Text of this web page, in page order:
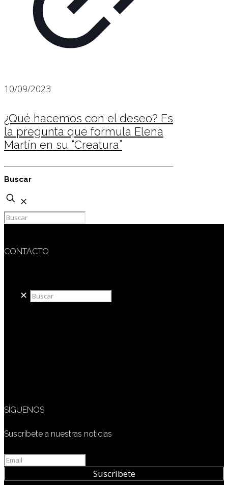
10/09/2023
¿Qué hacemos con el deseo? Es
la pregunta que formula Elena
Martín en su “Creatura”
Buscar
✕
CONTACTO
✕
SÍGUENOS
Suscríbete a nuestras noticias